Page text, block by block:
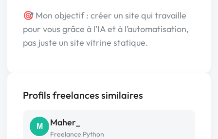
🎯 Mon objectif : créer un site qui travaille
pour vous grâce à l’IA et à l’automatisation,
pas juste un site vitrine statique.
Profils freelances similaires
M Maher_
Freelance Python